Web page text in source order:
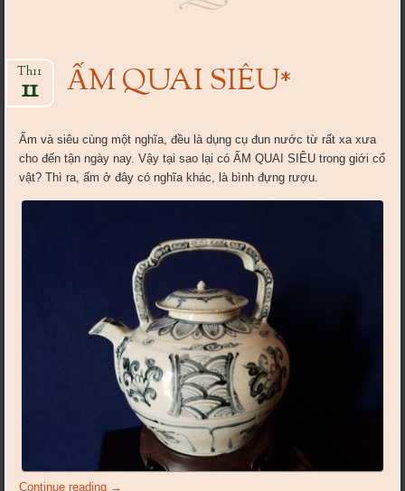
ẤM QUAI SIÊU*
Th11
11
Ấm và siêu cùng một nghĩa, đều là dụng cụ đun nước từ rất xa xưa
cho đến tận ngày nay. Vậy tại sao lại có ẤM QUAI SIÊU trong giới cổ
vật? Thì ra, ấm ở đây có nghĩa khác, là bình đựng rượu.
Continue reading →